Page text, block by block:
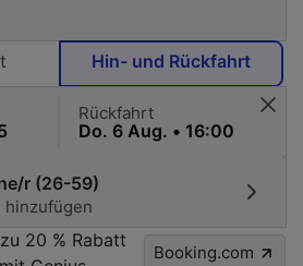
Hin- und Rückfahrt
Rückfahrt
r (26-59)
hinzufügen
20 % Rabatt
Booking.com